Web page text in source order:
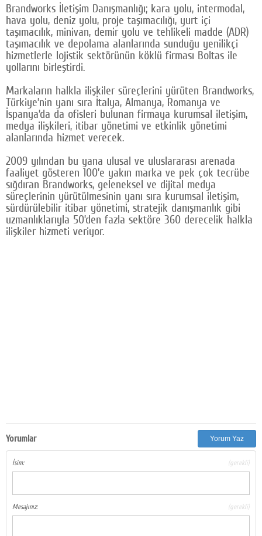
Künye
SOSYAL MEDYA
Facebook
Twitter
Google Plus
© 2026 TÜM HAKLARI SAKLIDIR
Brandworks İletişim Danışmanlığı; kara yolu, intermodal,
hava yolu, deniz yolu, proje taşımacılığı, yurt içi
taşımacılık, minivan, demir yolu ve tehlikeli madde (ADR)
taşımacılık ve depolama alanlarında sunduğu yenilikçi
hizmetlerle lojistik sektörünün köklü firması Boltas ile
yollarını birleştirdi.
Markaların halkla ilişkiler süreçlerini yürüten Brandworks,
Türkiye’nin yanı sıra İtalya, Almanya, Romanya ve
İspanya’da da ofisleri bulunan firmaya kurumsal iletişim,
medya ilişkileri, itibar yönetimi ve etkinlik yönetimi
alanlarında hizmet verecek.
2009 yılından bu yana ulusal ve uluslararası arenada
faaliyet gösteren 100’e yakın marka ve pek çok tecrübe
sığdıran Brandworks, geleneksel ve dijital medya
süreçlerinin yürütülmesinin yanı sıra kurumsal iletişim,
sürdürülebilir itibar yönetimi, stratejik danışmanlık gibi
uzmanlıklarıyla 50’den fazla sektöre 360 derecelik halkla
ilişkiler hizmeti veriyor.
Yorumlar Yorum Yaz
İsim: (gerekli)
Mesajınız: (gerekli)